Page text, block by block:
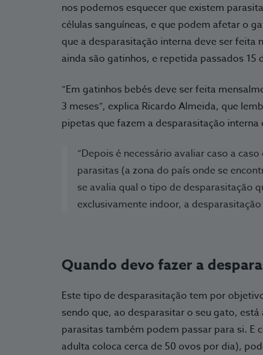
nos podemos esquecer que existem
células sanguíneas, e que podem afetar o
que a desparasitação interna deve ser
ainda são gatinhos, e repetida passados 15
“Em gatinhos bebés deve ser feita
3 meses”, explica Ricardo Almeida, que
pipetas que fazem a desparasitação interna
“Depois é necessário avaliar caso a
parasitas (a zona do país onde se
se avalia qual o tipo de desparasitação
exclusivamente indoor, a
Quando devo fazer a
Este tipo de desparasitação tem por
sendo que, ao desparasitar o seu gato,
parasitas também podem passar para si.
adulta coloca cerca de 50 ovos por dia),